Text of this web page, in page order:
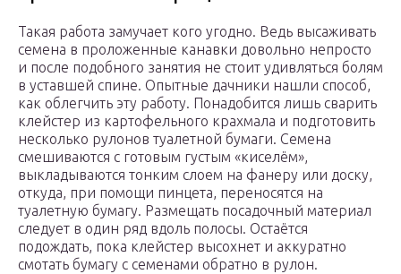
Такая работа замучает кого угодно. Ведь высаживать
семена в проложенные канавки довольно непросто
и после подобного занятия не стоит удивляться болям
в уставшей спине. Опытные дачники нашли способ,
как облегчить эту работу. Понадобится лишь сварить
клейстер из картофельного крахмала и подготовить
несколько рулонов туалетной бумаги. Семена
смешиваются с готовым густым «киселём»,
выкладываются тонким слоем на фанеру или доску,
откуда, при помощи пинцета, переносятся на
туалетную бумагу. Размещать посадочный материал
следует в один ряд вдоль полосы. Остаётся
подождать, пока клейстер высохнет и аккуратно
смотать бумагу с семенами обратно в рулон.